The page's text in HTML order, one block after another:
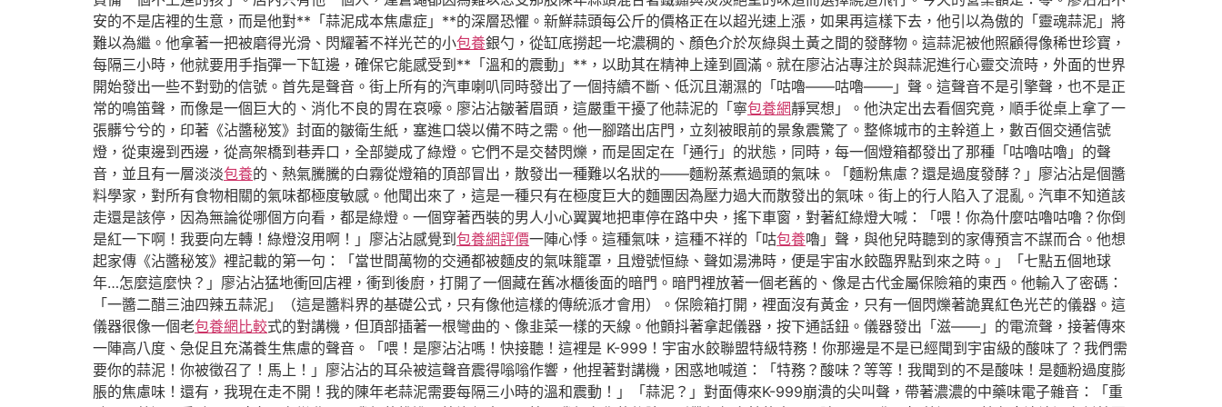
安的不是店裡的生意，而是他對**「蒜泥成本焦慮症」**的深層恐懼。新鮮蒜頭每公斤的價格正在以超光速上漲，如果再這樣下去，他引以為傲的「靈魂蒜泥」將
難以為繼。他拿著一把被磨得光滑、閃耀著不祥光芒的小包養銀勺，從缸底撈起一坨濃稠的、顏色介於灰綠與土黃之間的發酵物。這蒜泥被他照顧得像稀世珍寶，
每隔三小時，他就要用手指彈一下缸邊，確保它能感受到**「溫和的震動」**，以助其在精神上達到圓滿。就在廖沾沾專注於與蒜泥進行心靈交流時，外面的世界
開始發出一些不對勁的信號。首先是聲音。街上所有的汽車喇叭同時發出了一個持續不斷、低沉且潮濕的「咕嚕——咕嚕——」聲。這聲音不是引擎聲，也不是正
常的鳴笛聲，而像是一個巨大的、消化不良的胃在哀嚎。廖沾沾皺著眉頭，這嚴重干擾了他蒜泥的「寧包養網靜冥想」。他決定出去看個究竟，順手從桌上拿了一
張髒兮兮的，印著《沾醬秘笈》封面的皺衛生紙，塞進口袋以備不時之需。他一腳踏出店門，立刻被眼前的景象震驚了。整條城市的主幹道上，數百個交通信號
燈，從東邊到西邊，從高架橋到巷弄口，全部變成了綠燈。它們不是交替閃爍，而是固定在「通行」的狀態，同時，每一個燈箱都發出了那種「咕嚕咕嚕」的聲
音，並且有一層淡淡包養的、熱氣騰騰的白霧從燈箱的頂部冒出，散發出一種難以名狀的——麵粉蒸煮過頭的氣味。「麵粉焦慮？還是過度發酵？」廖沾沾是個醬
料學家，對所有食物相關的氣味都極度敏感。他聞出來了，這是一種只有在極度巨大的麵團因為壓力過大而散發出的氣味。街上的行人陷入了混亂。汽車不知道該
走還是該停，因為無論從哪個方向看，都是綠燈。一個穿著西裝的男人小心翼翼地把車停在路中央，搖下車窗，對著紅綠燈大喊：「喂！你為什麼咕嚕咕嚕？你倒
是紅一下啊！我要向左轉！綠燈沒用啊！」廖沾沾感覺到 包養網評價一陣心悸。這種氣味，這種不祥的「咕包養嚕」聲，與他兒時聽到的家傳預言不謀而合。他想
起家傳《沾醬秘笈》裡記載的第一句：「當世間萬物的交通都被麵皮的氣味籠罩，且燈號恒綠、聲如湯沸時，便是宇宙水餃臨界點到來之時。」「七點五個地球
年…怎麼這麼快？」廖沾沾猛地衝回店裡，衝到後廚，打開了一個藏在舊冰櫃後面的暗門。暗門裡放著一個老舊的、像是古代金屬保險箱的東西。他輸入了密碼：
「一醬二醋三油四辣五蒜泥」（這是醬料界的基礎公式，只有像他這樣的傳統派才會用）。保險箱打開，裡面沒有黃金，只有一個閃爍著詭異紅色光芒的儀器。這
儀器很像一個老包養網比較式的對講機，但頂部插著一根彎曲的、像韭菜一樣的天線。他顫抖著拿起儀器，按下通話鈕。儀器發出「滋——」的電流聲，接著傳來
一陣高八度、急促且充滿養生焦慮的聲音。「喂！是廖沾沾嗎！快接聽！這裡是 K-999！宇宙水餃聯盟特級特務！你那邊是不是已經聞到宇宙級的酸味了？我們需
要你的蒜泥！你被徵召了！馬上！」廖沾沾的耳朵被這聲音震得嗡嗡作響，他捏著對講機，困惑地喊道：「特務？酸味？等等！我聞到的不是酸味！是麵粉過度膨
脹的焦慮味！還有，我現在走不開！我的陳年老蒜泥需要每隔三小時的溫和震動！」「蒜泥？」對面傳來K-999崩潰的尖叫聲，帶著濃濃的中藥味電子雜音：「重